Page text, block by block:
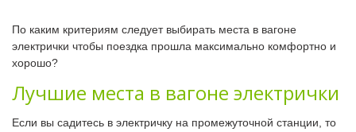
По каким критериям следует выбирать места в вагоне
электрички чтобы поездка прошла максимально комфортно и
хорошо?
Лучшие места в вагоне электрички
Если вы садитесь в электричку на промежуточной станции, то